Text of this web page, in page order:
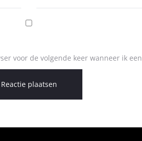
voor de volgende keer wanneer ik